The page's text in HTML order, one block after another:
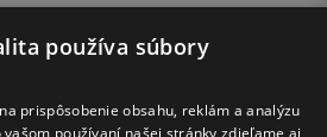
používa súbory
prispôsobenie obsahu, reklám a analýzu
používaní našej stránky zdieľame aj